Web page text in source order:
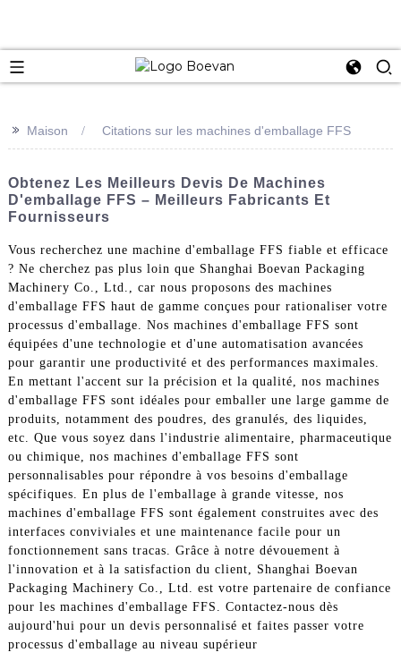
>> Maison Citations sur les machines d'emballage FFS
Obtenez Les Meilleurs Devis De Machines
D'emballage FFS – Meilleurs Fabricants Et
Fournisseurs
Vous recherchez une machine d'emballage FFS fiable et efficace
? Ne cherchez pas plus loin que Shanghai Boevan Packaging
Machinery Co., Ltd., car nous proposons des machines
d'emballage FFS haut de gamme conçues pour rationaliser votre
processus d'emballage. Nos machines d'emballage FFS sont
équipées d'une technologie et d'une automatisation avancées
pour garantir une productivité et des performances maximales.
En mettant l'accent sur la précision et la qualité, nos machines
d'emballage FFS sont idéales pour emballer une large gamme de
produits, notamment des poudres, des granulés, des liquides,
etc. Que vous soyez dans l'industrie alimentaire, pharmaceutique
ou chimique, nos machines d'emballage FFS sont
personnalisables pour répondre à vos besoins d'emballage
spécifiques. En plus de l'emballage à grande vitesse, nos
machines d'emballage FFS sont également construites avec des
interfaces conviviales et une maintenance facile pour un
fonctionnement sans tracas. Grâce à notre dévouement à
l'innovation et à la satisfaction du client, Shanghai Boevan
Packaging Machinery Co., Ltd. est votre partenaire de confiance
pour les machines d'emballage FFS. Contactez-nous dès
aujourd'hui pour un devis personnalisé et faites passer votre
processus d'emballage au niveau supérieur